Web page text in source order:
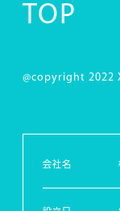
TOP
@copyright 2022
会社名